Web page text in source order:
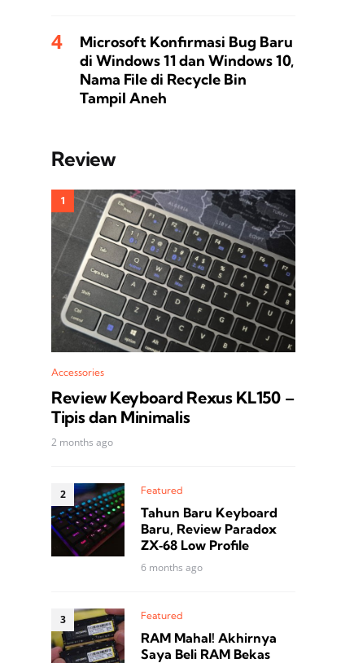
Microsoft Konfirmasi Bug Baru
di Windows 11 dan Windows 10,
Nama File di Recycle Bin
Tampil Aneh
Review
Accessories
Review Keyboard Rexus KL150 –
Tipis dan Minimalis
2 months ago
Featured
Tahun Baru Keyboard
Baru, Review Paradox
ZX‑68 Low Profile
6 months ago
Featured
RAM Mahal! Akhirnya
Saya Beli RAM Bekas